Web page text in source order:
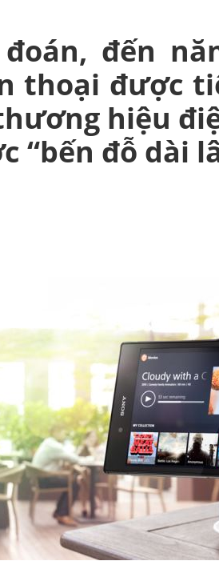
Ốp lưng Samsung
Ốp lưng Sony
Bao da samsung
đến
thoại được
hiệu
“bến đỗ dài